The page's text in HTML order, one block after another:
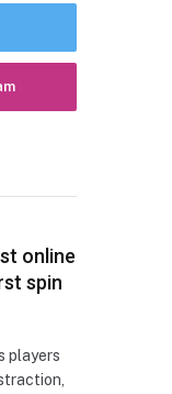
online
spin
players